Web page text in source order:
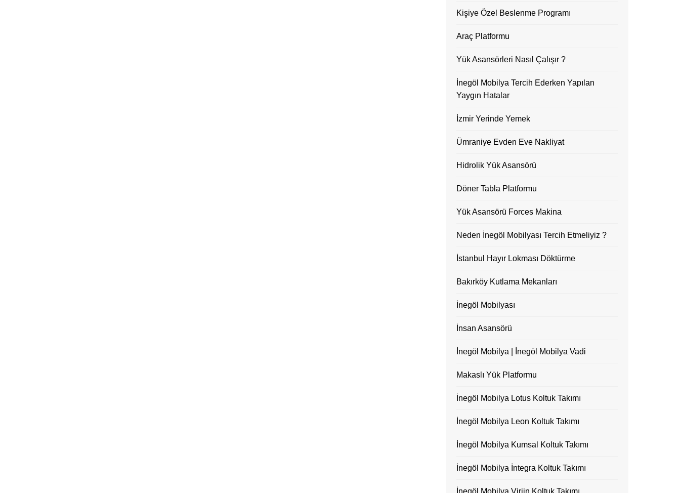
Kişiye Özel Beslenme Programı
Araç Platformu
Yük Asansörleri Nasıl Çalışır ?
İnegöl Mobilya Tercih Ederken Yapılan
Yaygın Hatalar
İzmir Yerinde Yemek
Ümraniye Evden Eve Nakliyat
Hidrolik Yük Asansörü
Döner Tabla Platformu
Yük Asansörü Forces Makina
Neden İnegöl Mobilyası Tercih Etmeliyiz ?
İstanbul Hayır Lokması Döktürme
Bakırköy Kutlama Mekanları
İnegöl Mobilyası
İnsan Asansörü
İnegöl Mobilya | İnegöl Mobilya Vadi
Makaslı Yük Platformu
İnegöl Mobilya Lotus Koltuk Takımı
İnegöl Mobilya Leon Koltuk Takımı
İnegöl Mobilya Kumsal Koltuk Takımı
İnegöl Mobilya İntegra Koltuk Takımı